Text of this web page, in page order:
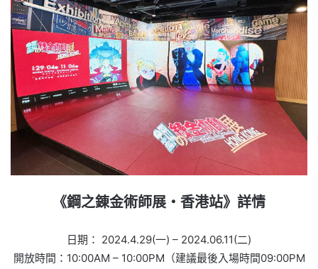
《鋼之錬金術師展・香港站》詳情
日期： 2024.4.29(一) – 2024.06.11(二)
開放時間：10:00AM – 10:00PM（建議最後入場時間09:00PM